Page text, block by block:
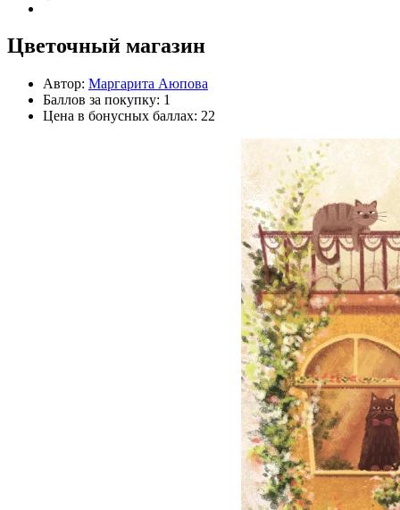
Цветочный магазин
Автор: Маргарита Аюпова
Баллов за покупку: 1
Цена в бонусных баллах: 22